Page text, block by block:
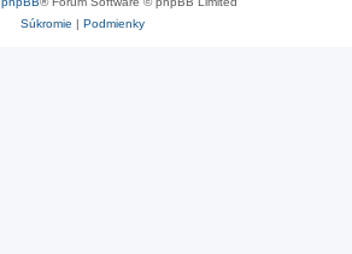
Súkromie | Podmienky